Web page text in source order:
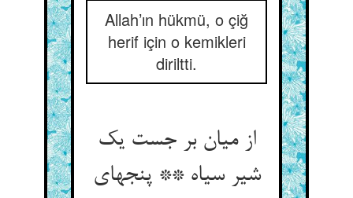
Allah’ın hükmü, o çiğ
herif için o kemikleri
diriltti.
از میان بر جست یک
شیر سیاه ** پنجه‏ای